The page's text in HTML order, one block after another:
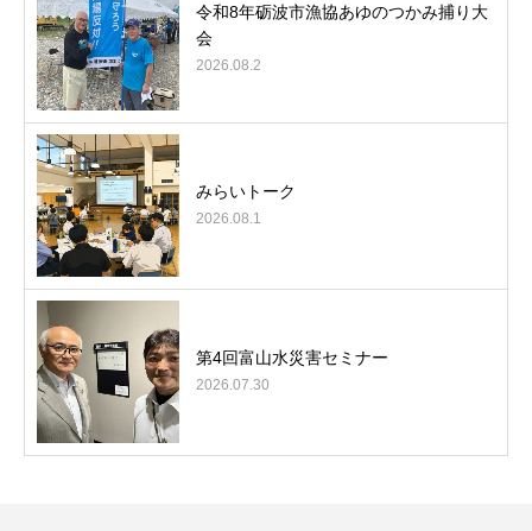
令和8年砺波市漁協あゆのつかみ捕り大
会
2026.08.2
みらいトーク
2026.08.1
第4回富山水災害セミナー
2026.07.30